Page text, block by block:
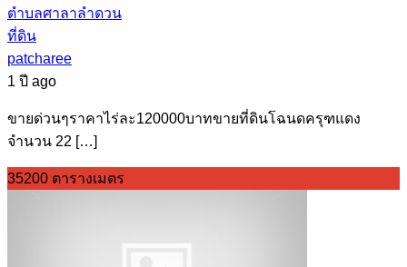
ตำบลศาลาลำดวน
ที่ดิน
patcharee
1 ปี ago
ขายด่วนๆราคาไร่ละ120000บาทขายที่ดินโฉนดครุฑแดง
จำนวน 22 […]
35200 ตารางเมตร